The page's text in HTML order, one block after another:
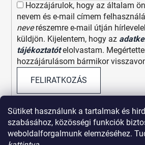
Sütiket használunk a tartalmak és
szabásához, közösségi funkciók
weboldalforgalmunk elemzéséhez.
Hozzájárulok, hogy az általam
nevem és e-mail címem
neverészemre e-mail útján
küldjön. Kijelentem, hogy az
tájékoztatót elolvastam.
hozzájárulásom bármikor
FELIRATKOZÁS